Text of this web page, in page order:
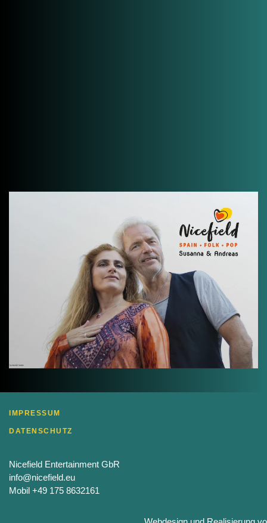
IMPRESSUM
DATENSCHUTZ
Nicefield Entertainment GbR
info@nicefield.eu
Mobil +49 175 8632161